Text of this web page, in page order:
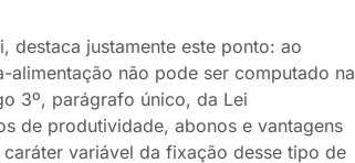
destaca justamente este ponto: ao
alimentação não pode ser computado na
3º, parágrafo único, da Lei
de produtividade, abonos e vantagens
variável da fixação desse tipo de